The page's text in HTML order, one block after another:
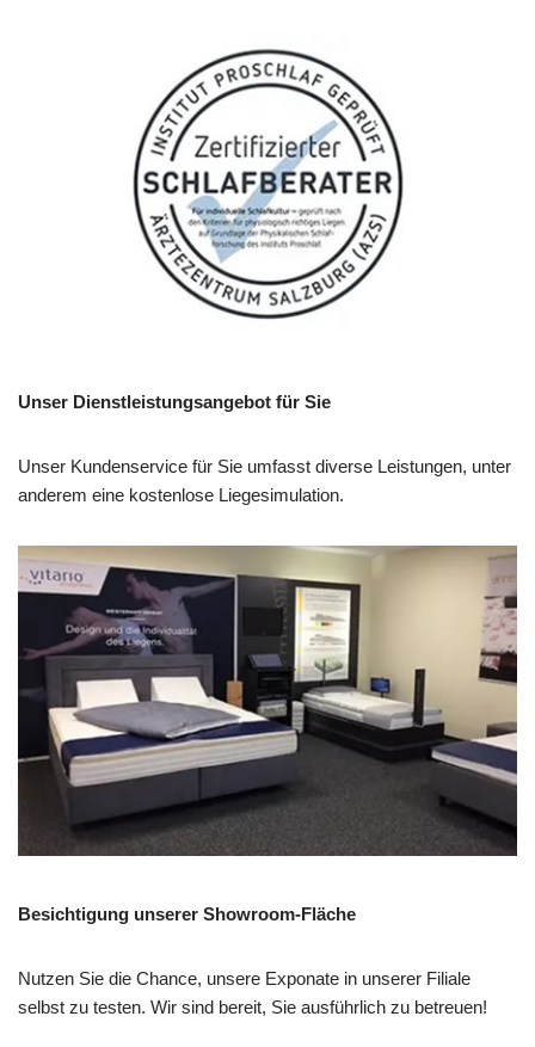
Unser Dienstleistungsangebot für Sie
Unser Kundenservice für Sie umfasst diverse Leistungen, unter
anderem eine kostenlose Liegesimulation.
Besichtigung unserer Showroom-Fläche
Nutzen Sie die Chance, unsere Exponate in unserer Filiale
selbst zu testen. Wir sind bereit, Sie ausführlich zu betreuen!